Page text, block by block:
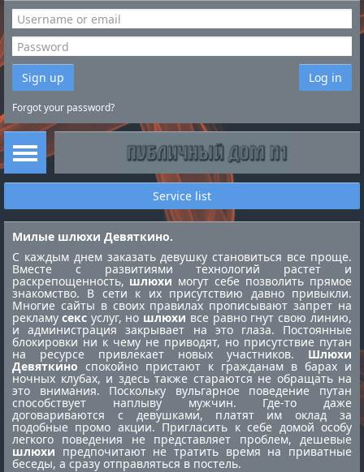
Sign up Log in
Forgot your password?
Service list
Милые шлюхи Девяткино.
С каждым днем заказать девушку становиться все проще.
Вместе с развитиями технологий растет и
раскрепощенность, шлюхи могут себе позволить прямое
знакомство. В сети к их присутствию давно привыкли.
Многие сайты в своих правилах прописывают запрет на
рекламу секс услуг, но шлюхи все равно гнут свою линию,
и администрация закрывает на это глаза. Постоянные
блокировки ни к чему не приводят, но присутствие путан
на ресурсе привлекает новых участников. Шлюхи
Девяткино спокойно пристают к гражданам в барах и
ночных клубах, и здесь также стараются не обращать на
это внимания. Поскольку вульгарное поведение путан
способствует наплыву мужчин. Где-то даже
договариваются с девушками, платят им оклад за
подобные промо акции. Пригласить к себе домой особу
легкого поведения не представляет проблем, дешевые
шлюхи предпочитают не тратить время на приватные
беседы, а сразу отправляться в постель.